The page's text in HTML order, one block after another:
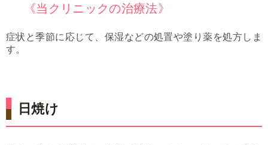
《当クリニックの治療法》
症状と季節に応じて、保湿などの処置や塗り薬を処方しま
す。
日焼け